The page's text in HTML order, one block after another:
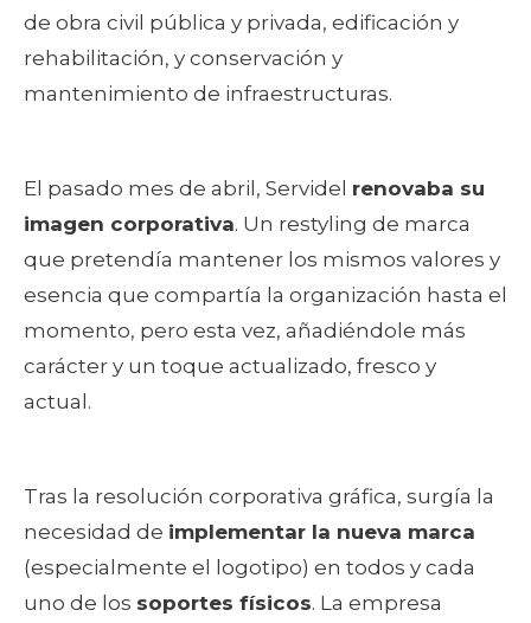
de obra civil pública y privada, edificación y
rehabilitación, y conservación y
mantenimiento de infraestructuras.
El pasado mes de abril, Servidel renovaba su
imagen corporativa. Un restyling de marca
que pretendía mantener los mismos valores y
esencia que compartía la organización hasta el
momento, pero esta vez, añadiéndole más
carácter y un toque actualizado, fresco y
actual.
Tras la resolución corporativa gráfica, surgía la
necesidad de implementar la nueva marca
(especialmente el logotipo) en todos y cada
uno de los soportes físicos. La empresa